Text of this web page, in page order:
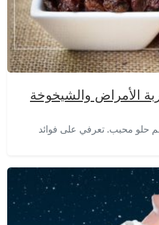
الأمراض والشيخوخة
حلو محبب. تعرفي على فوائد